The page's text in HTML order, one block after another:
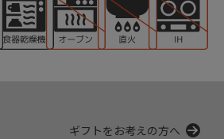
ギフトをお考えの方へ